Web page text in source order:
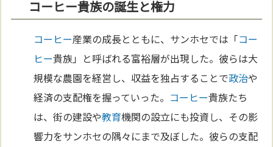
コーヒー貴族の誕生と権力
コーヒー産業の成長とともに、サンホセでは「コー
ヒー貴族」と呼ばれる富裕層が出現した。彼らは大
規模な農園を経営し、収益を独占することで政治や
経済の支配権を握っていった。 コーヒー貴族たち
は、街の建設や教育機関の設立にも投資し、その影
響力をサンホセの隅々にまで及ぼした。彼らの支配